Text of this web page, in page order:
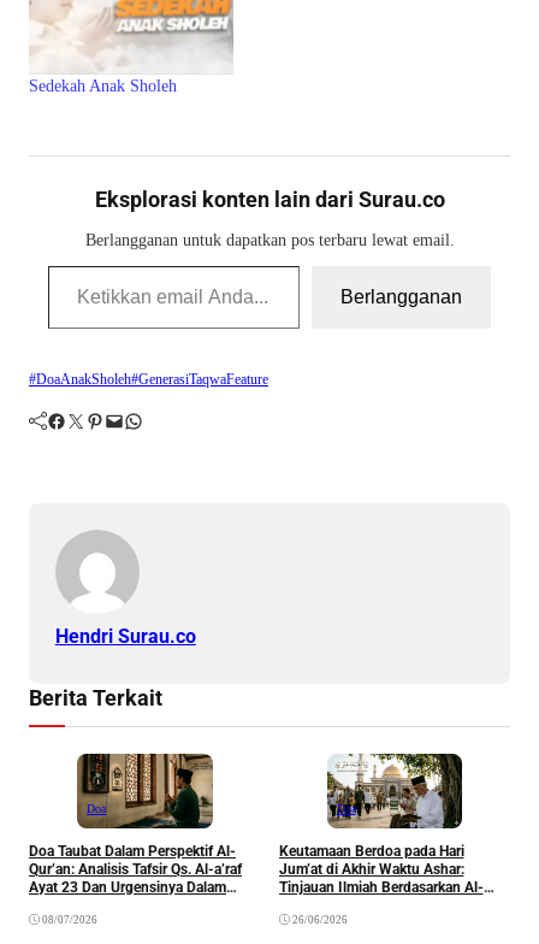
Sedekah Anak Sholeh
Eksplorasi konten lain dari Surau.co
Berlangganan untuk dapatkan pos terbaru lewat email.
Ketikkan email Anda...
Berlangganan
#DoaAnakSholeh#GenerasiTaqwaFeature
Facebook Twitter Pinterest Mail WhatsApp
Hendri Surau.co
Berita Terkait
Doa
Doa Taubat Dalam Perspektif Al-
Qur’an: Analisis Tafsir Qs. Al-a’raf
Ayat 23 Dan Urgensinya Dalam
Muslim
08/07/2026
Doa
Keutamaan Berdoa pada Hari
Jum’at di Akhir Waktu Ashar:
Tinjauan Ilmiah Berdasarkan Al-
26/06/2026